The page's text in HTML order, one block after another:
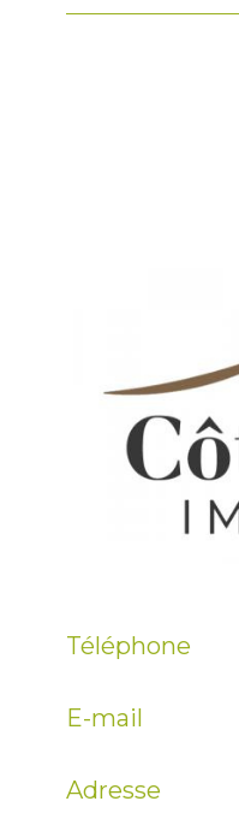
Téléphone
E-mail
Adresse